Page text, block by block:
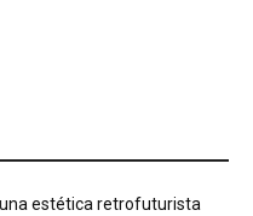
estética retrofuturista